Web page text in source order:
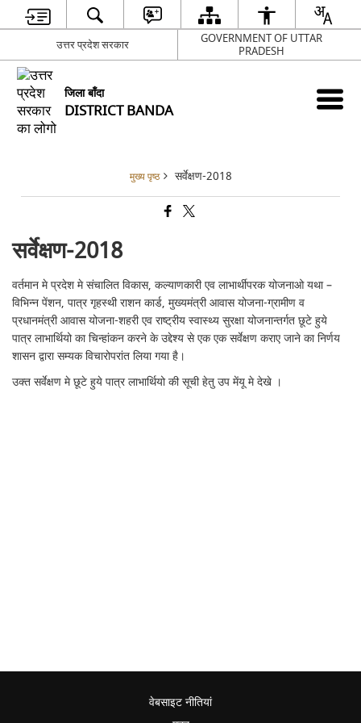
उत्तर प्रदेश सरकार
GOVERNMENT OF UTTAR
PRADESH
जिला बाँदा
DISTRICT BANDA
मुख्य पृष्ठ सर्वेक्षण-2018
सर्वेक्षण-2018
वर्तमान मे प्रदेश मे संचालित विकास, कल्याणकारी एव लाभार्थीपरक योजनाओ यथा –
विभिन्न पेंशन, पात्र गृहस्थी राशन कार्ड, मुख्यमंत्री आवास योजना-ग्रामीण व
प्रधानमंत्री आवास योजना-शहरी एव राष्ट्रीय स्वास्थ्य सुरक्षा योजनान्तर्गत छूटे हुये
पात्र लाभार्थियो का चिन्हांकन करने के उद्देश्य से एक एक सर्वेक्षण कराए जाने का निर्णय
शासन द्वारा सम्यक विचारोपरांत लिया गया है।
उक्त सर्वेक्षण मे छूटे हुये पात्र लाभार्थियो की सूची हेतु उप मेंयू मे देखे ।
वेबसाइट नीतियां